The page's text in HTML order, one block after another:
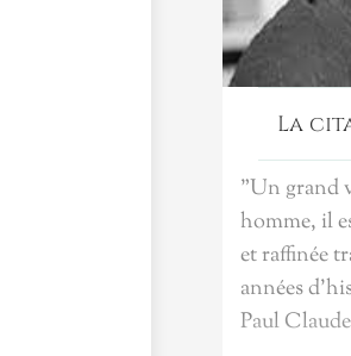
La
"Un grand
homme, il
et raffinée
années
Paul